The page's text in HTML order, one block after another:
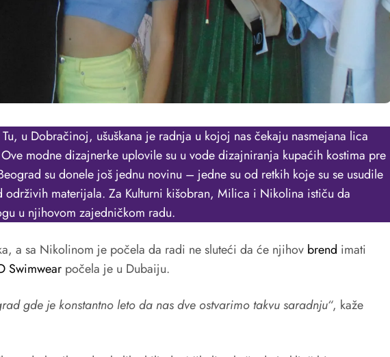
u Dobračinoj, ušuškana je radnja u kojoj nas čekaju nasmejana lica
modne dizajnerke uplovile su u vode dizajniranja kupaćih kostima pre
su donele još jednu novinu – jedne su od retkih koje su se usudile
materijala. Za Kulturni kišobran, Milica i Nikolina ističu da
u njihovom zajedničkom radu.
a sa Nikolinom je počela da radi ne sluteći da će njihov brend imati
Swimwear počela je u Dubaiju.
gde je konstantno leto da nas dve ostvarimo takvu saradnju“, kaže